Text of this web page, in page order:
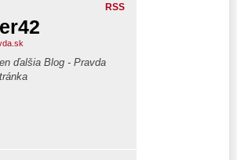
RSS
ďalšia Blog - Pravda